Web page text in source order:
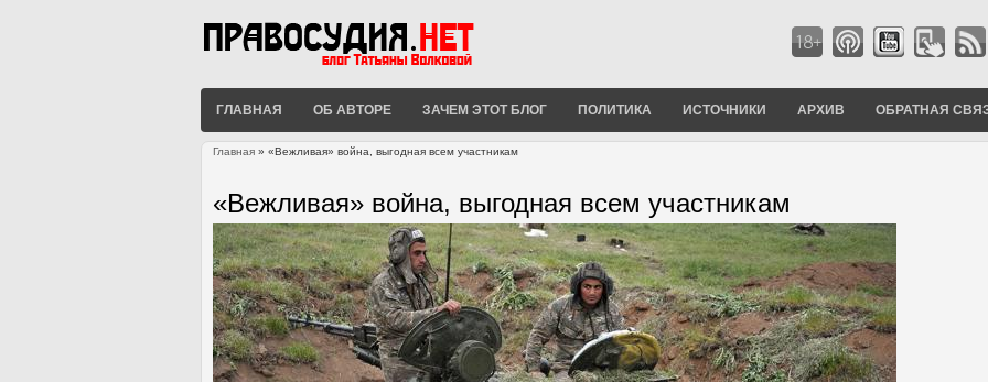
ГЛАВНАЯ ОБ АВТОРЕ ЗАЧЕМ ЭТОТ БЛОГ ПОЛИТИКА ИСТОЧНИКИ АРХИВ ОБРАТНАЯ
Главная » «Вежливая» война, выгодная всем участникам
«Вежливая» война, выгодная всем участникам